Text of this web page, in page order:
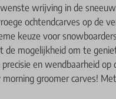
wrijving in de
ochtendcarves op de
keuze voor
mogelijkheid om te
en wendbaarheid
groomer carves!